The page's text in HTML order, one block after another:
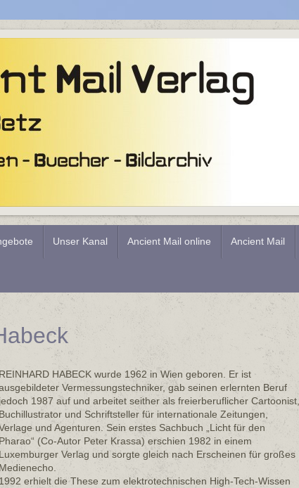
Unser Kanal Ancient Mail online Ancient Mail
REINHARD HABECK wurde 1962 in Wien geboren. Er ist
Vermessungstechniker, gab seinen erlernten Beruf
jedoch 1987 auf und arbeitet seither als freierberuflicher Cartoonist,
Buchillustrator und Schriftsteller für internationale Zeitungen,
und Agenturen. Sein erstes Sachbuch „Licht für den
Pharao“ (Co-Autor Peter Krassa) erschien 1982 in einem
Luxemburger Verlag und sorgte gleich nach Erscheinen für großes
Medienecho.
1992 erhielt die These zum elektrotechnischen High-Tech-Wissen